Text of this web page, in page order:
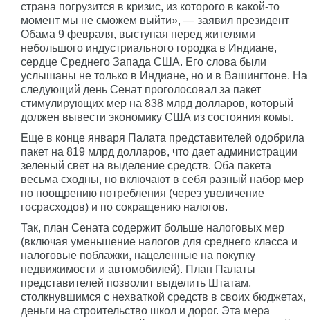
страна погрузится в кризис, из которого в какой-то
момент мы не сможем выйти», — заявил президент
Обама 9 февраля, выступая перед жителями
небольшого индустриального городка в Индиане,
сердце Среднего Запада США. Его слова были
услышаны не только в Индиане, но и в Вашингтоне. На
следующий день Сенат проголосовал за пакет
стимулирующих мер на 838 млрд долларов, который
должен вывести экономику США из состояния комы.
Еще в конце января Палата представителей одобрила
пакет на 819 млрд долларов, что дает администрации
зеленый свет на выделение средств. Оба пакета
весьма сходны, но включают в себя разный набор мер
по поощрению потребления (через увеличение
госрасходов) и по сокращению налогов.
Так, план Сената содержит больше налоговых мер
(включая уменьшение налогов для среднего класса и
налоговые поблажки, нацеленные на покупку
недвижимости и автомобилей). План Палаты
представителей позволит выделить Штатам,
столкнувшимся с нехваткой средств в своих бюджетах,
деньги на строительство школ и дорог. Эта мера